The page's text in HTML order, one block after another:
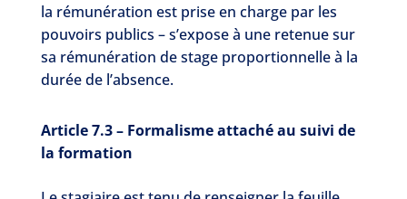
la rémunération est prise en charge par les
pouvoirs publics – s’expose à une retenue sur
sa rémunération de stage proportionnelle à la
durée de l’absence.
Article 7.3 – Formalisme attaché au suivi de
la formation